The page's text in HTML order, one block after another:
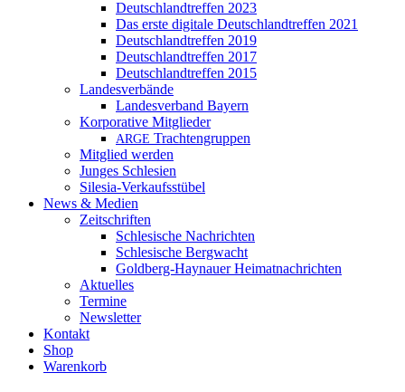
Deutschlandtreffen 2023
Das erste digitale Deutschlandtreffen 2021
Deutschlandtreffen 2019
Deutschlandtreffen 2017
Deutschlandtreffen 2015
Landesverbände
Landesverband Bayern
Korporative Mitglieder
ARGE Trachtengruppen
Mitglied werden
Junges Schlesien
Silesia-Verkaufsstübel
News & Medien
Zeitschriften
Schlesische Nachrichten
Schlesische Bergwacht
Goldberg-Haynauer Heimatnachrichten
Aktuelles
Termine
Newsletter
Kontakt
Shop
Warenkorb